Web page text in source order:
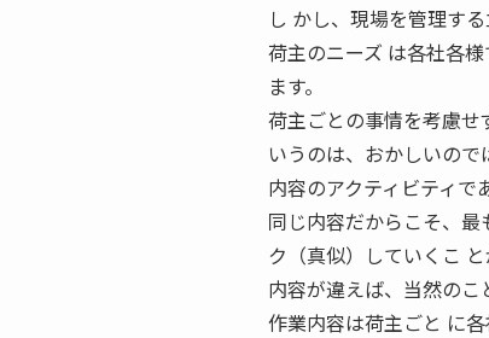
し かし、現場を管理す
荷主のニーズ は各社各
ます。
荷主ごとの事情を考慮
いうのは、おかしいの
内容のアクティビティで
同じ内容だからこそ、
ク（真似）していくこ と
内容が違えば、当然のこ
作業内容は荷主ごと に